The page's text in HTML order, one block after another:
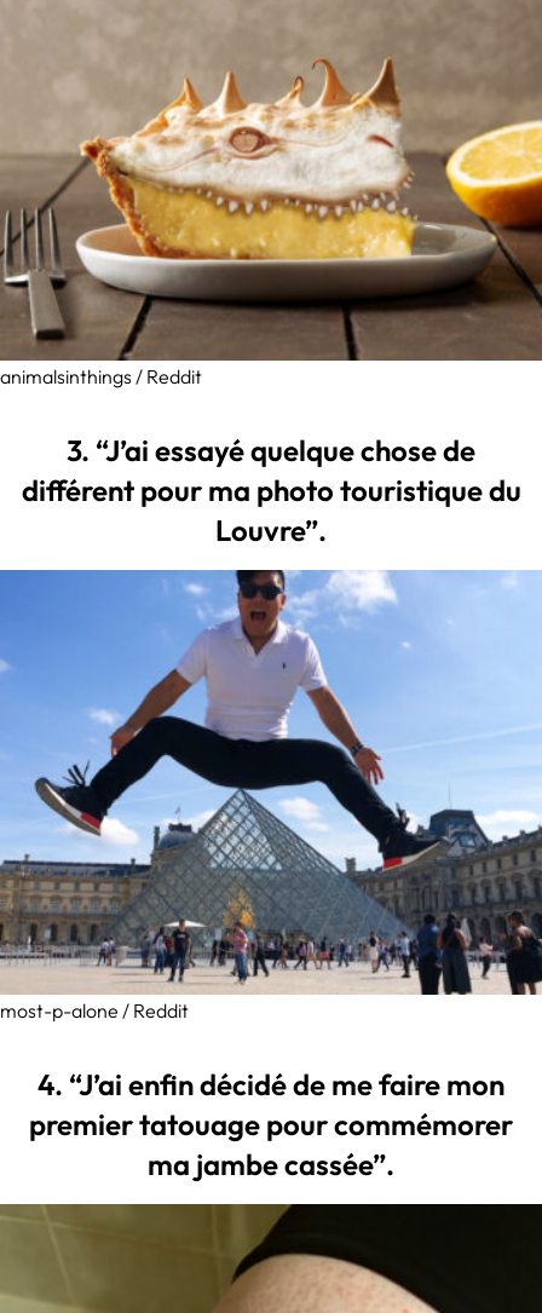
animalsinthings / Reddit
3. “J’ai essayé quelque chose de
différent pour ma photo touristique du
Louvre”.
most-p-alone / Reddit
4. “J’ai enfin décidé de me faire mon
premier tatouage pour commémorer
ma jambe cassée”.